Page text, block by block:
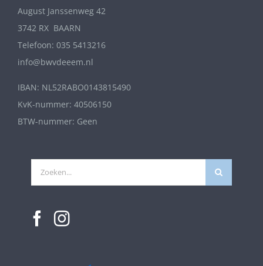
August Janssenweg 42
3742 RX BAARN
Telefoon: 035 5413216
info@bwvdeeem.nl
IBAN: NL52RABO0143815490
KvK-nummer: 40506150
BTW-nummer: Geen
Zoeken
naar: